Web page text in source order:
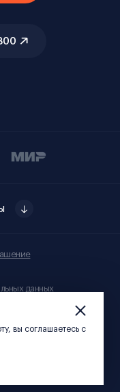
данных
вы соглашаетесь c